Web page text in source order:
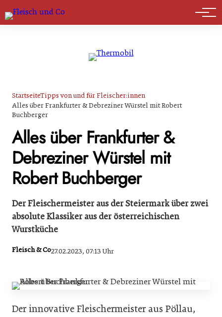
Marktführer
StartseiteTipps von und für Fleischer:innen
Alles über Frankfurter & Debreziner Würstel mit Robert
Buchberger
Alles über Frankfurter &
Debreziner Würstel mit
Robert Buchberger
Der Fleischermeister aus der Steiermark über zwei
absolute Klassiker aus der österreichischen
Wurstküche
Fleisch & Co27.02.2023, 07:13 Uhr
Der innovative Fleischermeister aus Pöllau,